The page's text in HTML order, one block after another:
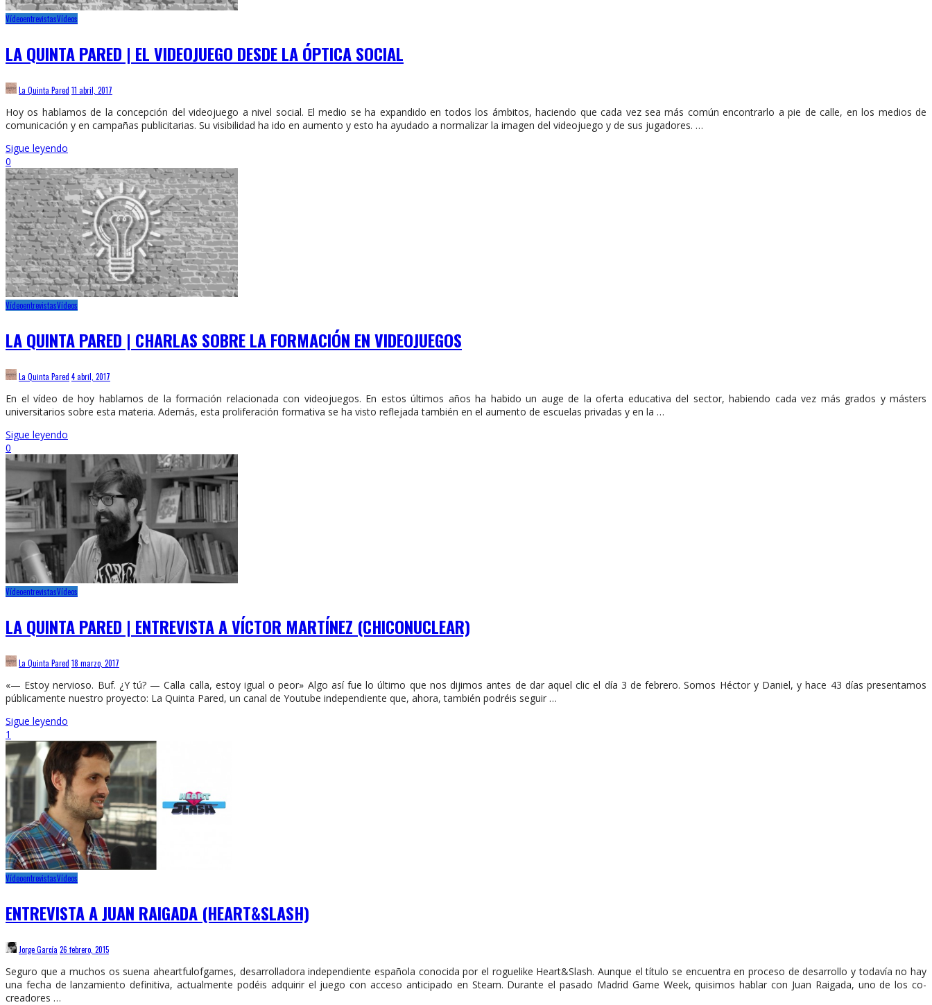
VídeoentrevistasVídeos
LA QUINTA PARED | EL VIDEOJUEGO DESDE LA ÓPTICA SOCIAL
La Quinta Pared 11 abril, 2017
Hoy os hablamos de la concepción del videojuego a nivel social. El medio se ha expandido en todos los ámbitos, haciendo que cada vez sea más común encontrarlo a pie de calle, en los medios de
comunicación y en campañas publicitarias. Su visibilidad ha ido en aumento y esto ha ayudado a normalizar la imagen del videojuego y de sus jugadores. …
Sigue leyendo
0
VídeoentrevistasVídeos
LA QUINTA PARED | CHARLAS SOBRE LA FORMACIÓN EN VIDEOJUEGOS
La Quinta Pared 4 abril, 2017
En el vídeo de hoy hablamos de la formación relacionada con videojuegos. En estos últimos años ha habido un auge de la oferta educativa del sector, habiendo cada vez más grados y másters
universitarios sobre esta materia. Además, esta proliferación formativa se ha visto reflejada también en el aumento de escuelas privadas y en la …
Sigue leyendo
0
VídeoentrevistasVídeos
LA QUINTA PARED | ENTREVISTA A VÍCTOR MARTÍNEZ (CHICONUCLEAR)
La Quinta Pared 18 marzo, 2017
«— Estoy nervioso. Buf. ¿Y tú? — Calla calla, estoy igual o peor» Algo así fue lo último que nos dijimos antes de dar aquel clic el día 3 de febrero. Somos Héctor y Daniel, y hace 43 días presentamos
públicamente nuestro proyecto: La Quinta Pared, un canal de Youtube independiente que, ahora, también podréis seguir …
Sigue leyendo
1
VídeoentrevistasVídeos
ENTREVISTA A JUAN RAIGADA (HEART&SLASH)
Jorge García 26 febrero, 2015
Seguro que a muchos os suena aheartfulofgames, desarrolladora independiente española conocida por el roguelike Heart&Slash. Aunque el título se encuentra en proceso de desarrollo y todavía no hay
una fecha de lanzamiento definitiva, actualmente podéis adquirir el juego con acceso anticipado en Steam. Durante el pasado Madrid Game Week, quisimos hablar con Juan Raigada, uno de los co-
creadores …